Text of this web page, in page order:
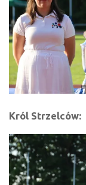
Król Strzelców: